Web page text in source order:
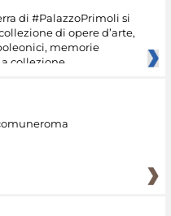
di #PalazzoPrimoli si
di opere d’arte,
memorie
collezione